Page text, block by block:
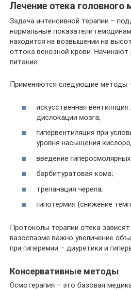
Лечение отека головного
Задача интенсивной терапии –
нормальные показатели
находится на возвышении на
оттока венозной крови. Начинают
питание.
Применяются следующие методы
искусственная
дислокации мозга;
гипервентиляция при
уровня насыщения
введение
барбитуратовая кома;
трепанация черепа;
гипотермия (снижение
Протоколы терапии отека
вазоспазме важно увеличение
при гиперемии – диуретики и
Консервативные методы
Осмотерапия – это базовая